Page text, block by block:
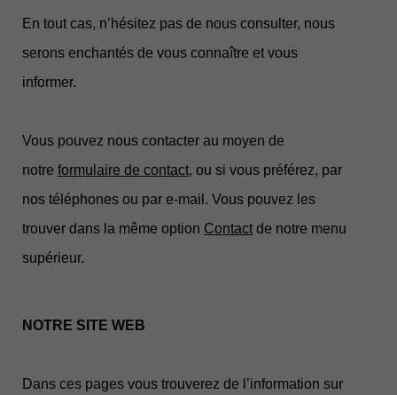
En tout cas, n’hésitez pas de nous consulter, nous
serons enchantés de vous connaître et vous
informer.
Vous pouvez nous contacter au moyen de
notre formulaire de contact, ou si vous préférez, par
nos téléphones ou par e-mail. Vous pouvez les
trouver dans la même option Contact de notre menu
supérieur.
NOTRE SITE WEB
Dans ces pages vous trouverez de l’information sur